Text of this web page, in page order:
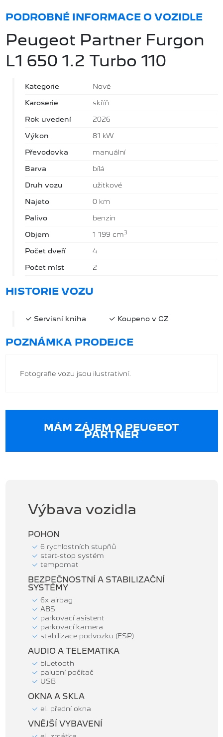
Výbava vozidla
POHON
6 rychlostních stupňů
start-stop systém
tempomat
BEZPEČNOSTNÍ A STABILIZAČNÍ
SYSTÉMY
6x airbag
ABS
parkovací asistent
parkovací kamera
stabilizace podvozku (ESP)
AUDIO A TELEMATIKA
bluetooth
palubní počítač
USB
OKNA A SKLA
el. přední okna
VNĚJŠÍ VYBAVENÍ
PODROBNÉ INFORMACE O VOZIDLE
Peugeot Partner Furgon
L1 650 1.2 Turbo 110
Kategorie Nové
Karoserie skříň
Rok uvedení 2026
Výkon 81 kW
Převodovka manuální
Barva bílá
Druh vozu užitkové
Najeto 0 km
Palivo benzin
Objem 1 199 cm3
Počet dveří 4
Počet míst 2
HISTORIE VOZU
Servisní kniha Koupeno v CZ
POZNÁMKA PRODEJCE
Fotografie vozu jsou ilustrativní.
MÁM ZÁJEM O PEUGEOT
PARTNER